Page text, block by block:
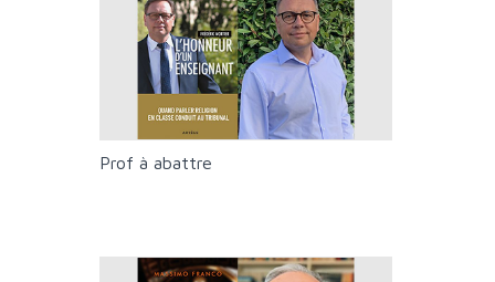
Prof à abattre